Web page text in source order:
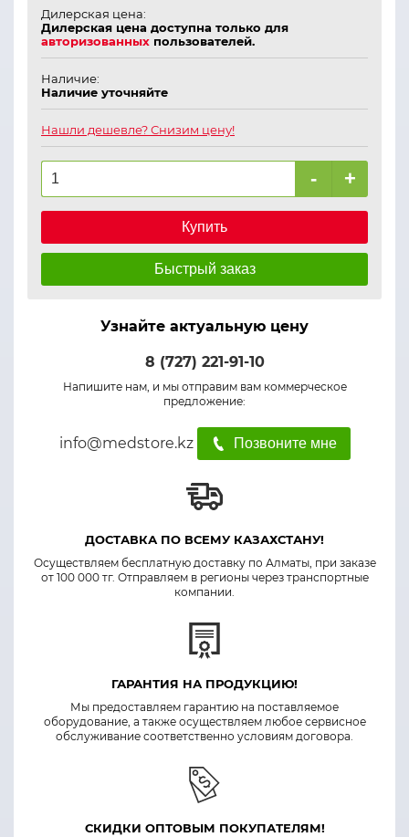
Дилерская цена:
Дилерская цена доступна только для
авторизованных пользователей.
Наличие:
Наличие уточняйте
Нашли дешевле? Снизим цену!
- +
Купить
Быстрый заказ
Узнайте актуальную цену
8 (727) 221-91-10
Напишите нам, и мы отправим вам коммерческое
предложение:
info@medstore.kz Позвоните мне
ДОСТАВКА ПО ВСЕМУ КАЗАХСТАНУ!
Осуществляем бесплатную доставку по Алматы, при заказе
от 100 000 тг. Отправляем в регионы через транспортные
компании.
ГАРАНТИЯ НА ПРОДУКЦИЮ!
Мы предоставляем гарантию на поставляемое
оборудование, а также осуществляем любое сервисное
обслуживание соответственно условиям договора.
СКИДКИ ОПТОВЫМ ПОКУПАТЕЛЯМ!